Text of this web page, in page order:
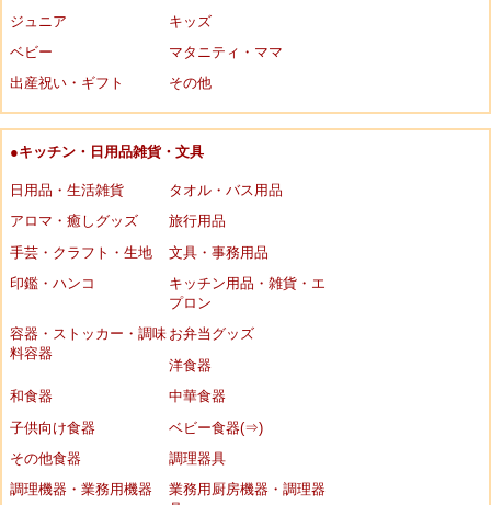
ジュニア
キッズ
ベビー
マタニティ・ママ
出産祝い・ギフト
その他
●キッチン・日用品雑貨・文具
日用品・生活雑貨
タオル・バス用品
アロマ・癒しグッズ
旅行用品
手芸・クラフト・生地
文具・事務用品
印鑑・ハンコ
キッチン用品・雑貨・エ
プロン
容器・ストッカー・調味
料容器
お弁当グッズ
洋食器
和食器
中華食器
子供向け食器
ベビー食器(⇒)
その他食器
調理器具
調理機器・業務用機器
業務用厨房機器・調理器